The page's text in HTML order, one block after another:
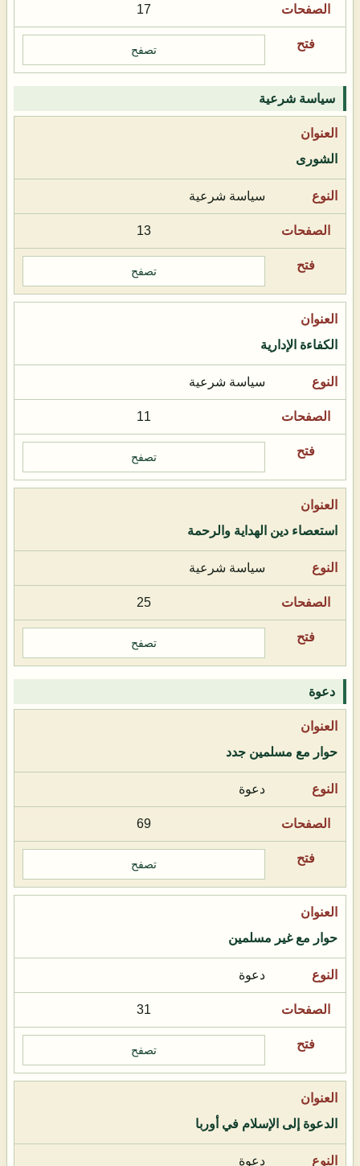
17
تصفح
سياسة شرعية
الشورى
سياسة شرعية
13
تصفح
الكفاءة الإدارية
سياسة شرعية
11
تصفح
استعصاء دين الهداية والرحمة
سياسة شرعية
25
تصفح
دعوة
حوار مع مسلمين جدد
دعوة
69
تصفح
حوار مع غير مسلمين
دعوة
31
تصفح
الدعوة إلى الإسلام في أوربا
دعوة